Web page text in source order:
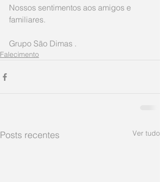
Nossos sentimentos aos amigos e
familiares.
Grupo São Dimas .
Falecimento
Posts recentes Ver tudo